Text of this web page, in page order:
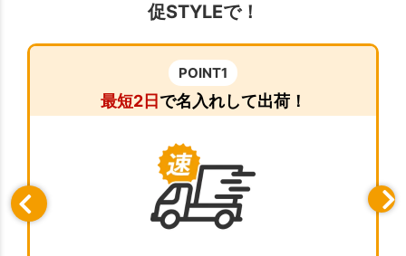
促STYLEで！
POINT1
最短2日で名入れして出荷！